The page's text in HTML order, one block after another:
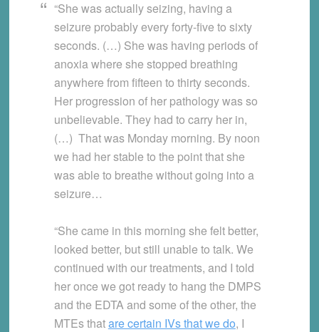
“She was actually seizing, having a
seizure probably every forty-five to sixty
seconds. (…) She was having periods of
anoxia where she stopped breathing
anywhere from fifteen to thirty seconds.
Her progression of her pathology was so
unbelievable. They had to carry her in,
(…) That was Monday morning. By noon
we had her stable to the point that she
was able to breathe without going into a
seizure…
“She came in this morning she felt better,
looked better, but still unable to talk. We
continued with our treatments, and I told
her once we got ready to hang the DMPS
and the EDTA and some of the other, the
MTEs thatare certain IVs that we do, I